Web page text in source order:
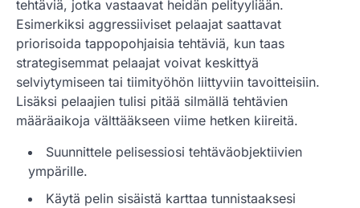
tehtäviä, jotka vastaavat heidän pelityyliään.
Esimerkiksi aggressiiviset pelaajat saattavat
priorisoida tappopohjaisia tehtäviä, kun taas
strategisemmat pelaajat voivat keskittyä
selviytymiseen tai tiimityöhön liittyviin tavoitteisiin.
Lisäksi pelaajien tulisi pitää silmällä tehtävien
määräaikoja välttääkseen viime hetken kiireitä.
Suunnittele pelisessiosi tehtäväobjektiivien
ympärille.
Käytä pelin sisäistä karttaa tunnistaaksesi